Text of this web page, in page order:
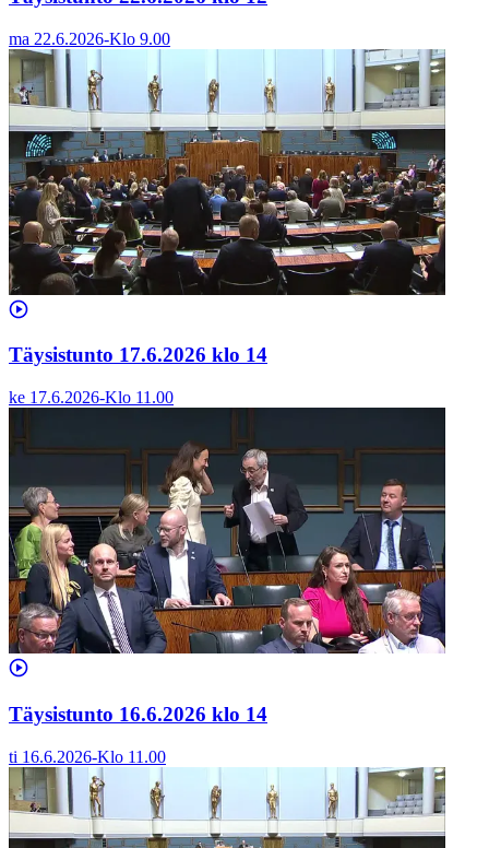
ma 22.6.2026-Klo 9.00
Täysistunto 17.6.2026 klo 14
ke 17.6.2026-Klo 11.00
Täysistunto 16.6.2026 klo 14
ti 16.6.2026-Klo 11.00